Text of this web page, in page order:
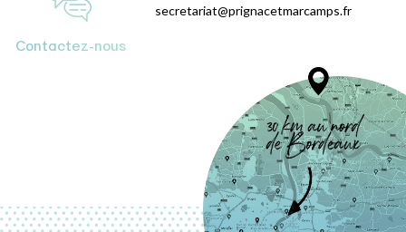
Contactez-nous
secretariat@prignacetmarcamps.fr